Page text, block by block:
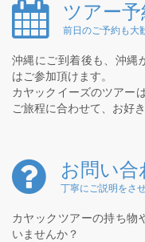
ツアー予
前日のご予約も大
沖縄にご到着後も、沖縄
はご参加頂けます。
カヤックイーズのツアー
ご旅程に合わせて、お好
お問い合
丁寧にご説明をさ
カヤックツアーの持ち物
いませんか？